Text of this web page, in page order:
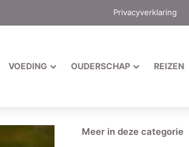
Privacyverklaring
VOEDING OUDERSCHAP REIZEN
Meer in deze categorie